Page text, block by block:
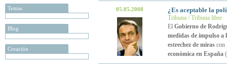
Temas
Blog
Creación
05.05.2008 ¿Es aceptable la
Tribuna / Tribuna libre
El Gobierno de
medidas de impulso a
estrechez de mirascon
económica en España